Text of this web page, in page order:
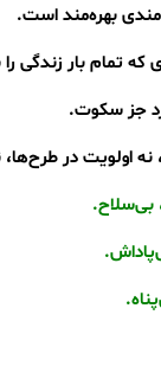
بهره‌مند است.
که تمام بار زندگی
جز سکوت.
اولویت در
بی‌سلاح.